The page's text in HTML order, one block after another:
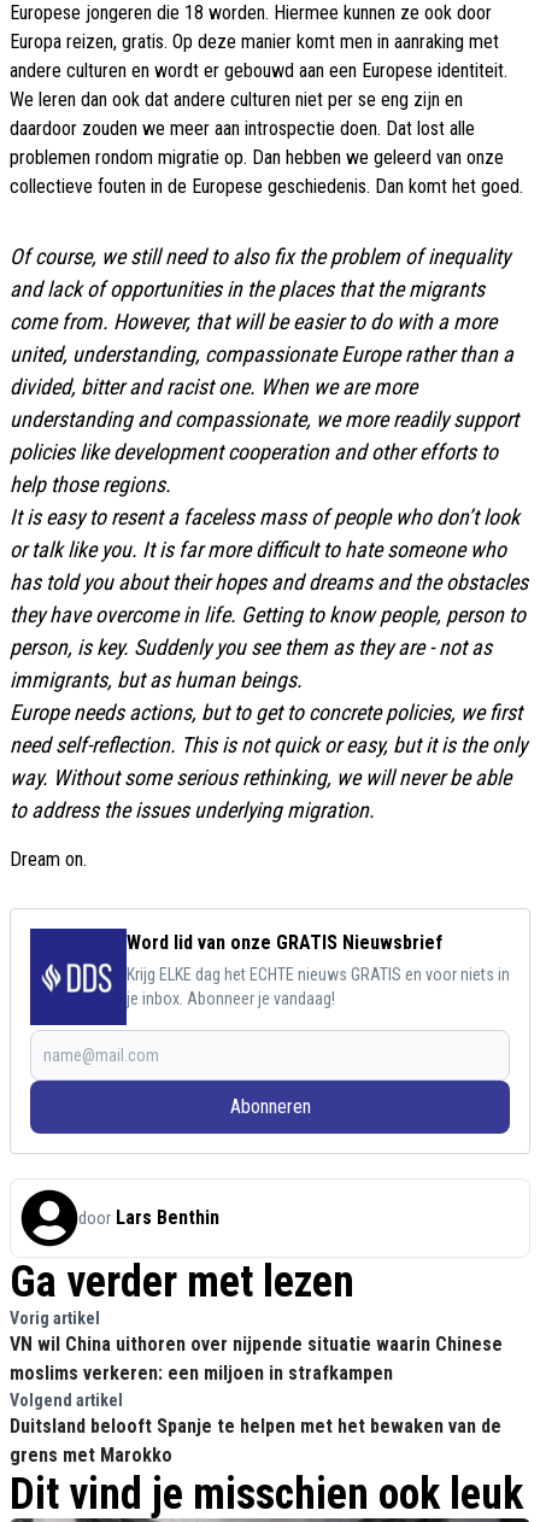
Europese jongeren die 18 worden. Hiermee kunnen ze ook door
Europa reizen, gratis. Op deze manier komt men in aanraking met
andere culturen en wordt er gebouwd aan een Europese identiteit.
We leren dan ook dat andere culturen niet per se eng zijn en
daardoor zouden we meer aan introspectie doen. Dat lost alle
problemen rondom migratie op. Dan hebben we geleerd van onze
collectieve fouten in de Europese geschiedenis. Dan komt het goed.
Of course, we still need to also fix the problem of inequality
and lack of opportunities in the places that the migrants
come from. However, that will be easier to do with a more
united, understanding, compassionate Europe rather than a
divided, bitter and racist one. When we are more
understanding and compassionate, we more readily support
policies like development cooperation and other efforts to
help those regions.
It is easy to resent a faceless mass of people who don’t look
or talk like you. It is far more difficult to hate someone who
has told you about their hopes and dreams and the obstacles
they have overcome in life. Getting to know people, person to
person, is key. Suddenly you see them as they are - not as
immigrants, but as human beings.
Europe needs actions, but to get to concrete policies, we first
need self-reflection. This is not quick or easy, but it is the only
way. Without some serious rethinking, we will never be able
to address the issues underlying migration.
Dream on.
Word lid van onze GRATIS Nieuwsbrief
Krijg ELKE dag het ECHTE nieuws GRATIS en voor niets in
je inbox. Abonneer je vandaag!
Abonneren
door Lars Benthin
Ga verder met lezen
Vorig artikel
VN wil China uithoren over nijpende situatie waarin Chinese
moslims verkeren: een miljoen in strafkampen
Volgend artikel
Duitsland belooft Spanje te helpen met het bewaken van de
grens met Marokko
Dit vind je misschien ook leuk